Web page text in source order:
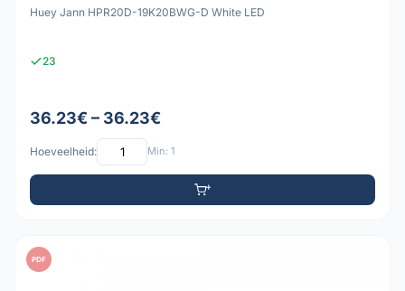
Huey Jann HPR20D-19K20BWG-D White LED
23
36.23€ – 36.23€
Hoeveelheid: Min: 1
PDF